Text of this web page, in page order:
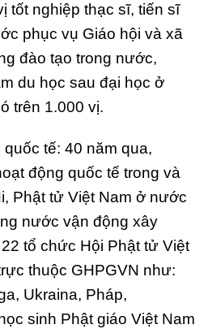
tốt nghiệp thạc sĩ, tiến sĩ
phục vụ Giáo hội và xã
đào tạo trong nước,
du học sau đại học ở
trên 1.000 vị.
tế: 40 năm qua,
động quốc tế trong và
Phật tử Việt Nam ở nước
nước vận động xây
tổ chức Hội Phật tử Việt
thuộc GHPGVN như:
Ukraina, Pháp,
sinh Phật giáo Việt Nam